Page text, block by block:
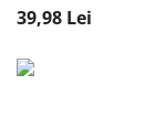
39,98 Lei